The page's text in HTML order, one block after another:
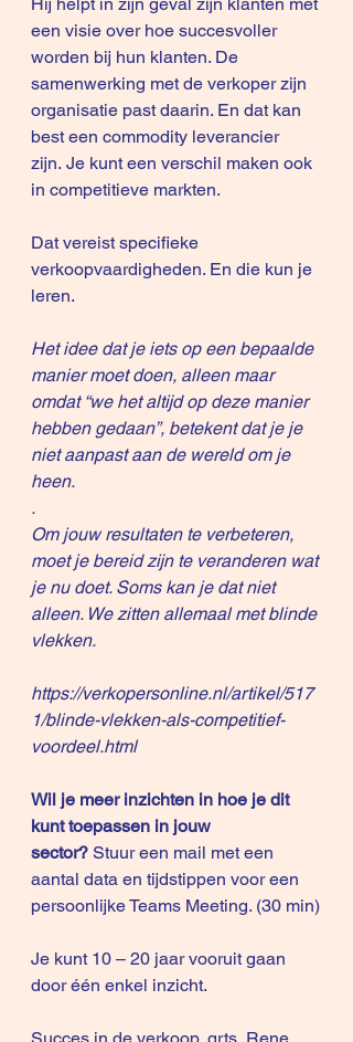
een visie over hoe succesvoller
worden bij hun klanten. De
samenwerking met de verkoper zijn
organisatie past daarin. En dat kan
best een commodity leverancier
zijn. Je kunt een verschil maken ook
in competitieve markten.
Dat vereist specifieke
verkoopvaardigheden. En die kun je
leren.
Het idee dat je iets op een bepaalde
manier moet doen, alleen maar
omdat “we het altijd op deze manier
hebben gedaan”, betekent dat je je
niet aanpast aan de wereld om je
heen.
.
Om jouw resultaten te verbeteren,
moet je bereid zijn te veranderen wat
je nu doet. Soms kan je dat niet
alleen. We zitten allemaal met blinde
vlekken.
https://verkopersonline.nl/artikel/517
1/blinde-vlekken-als-competitief-
voordeel.html
Wil je meer inzichten in hoe je dit
kunt toepassen in jouw
sector? Stuur een mail met een
aantal data en tijdstippen voor een
persoonlijke Teams Meeting. (30 min)
Je kunt 10 – 20 jaar vooruit gaan
door één enkel inzicht.